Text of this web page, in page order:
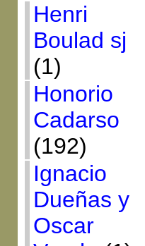
Henri
Boulad sj
(1)
Honorio
Cadarso
(192)
Ignacio
Dueñas y
Oscar